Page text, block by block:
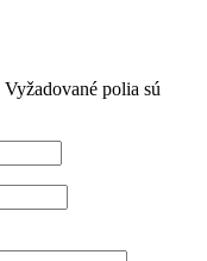
Vyžadované polia sú